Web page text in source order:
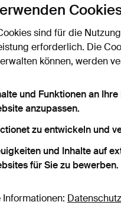
BI-
4 Tage
Schätzwert
sind für die
erforderlich. Die
können, werden
und Funktionen an
anzupassen.
zu entwickeln und
und Inhalte auf
für Sie zu bewerben.
Informationen: